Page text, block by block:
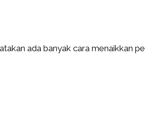
ada banyak cara menaikkan